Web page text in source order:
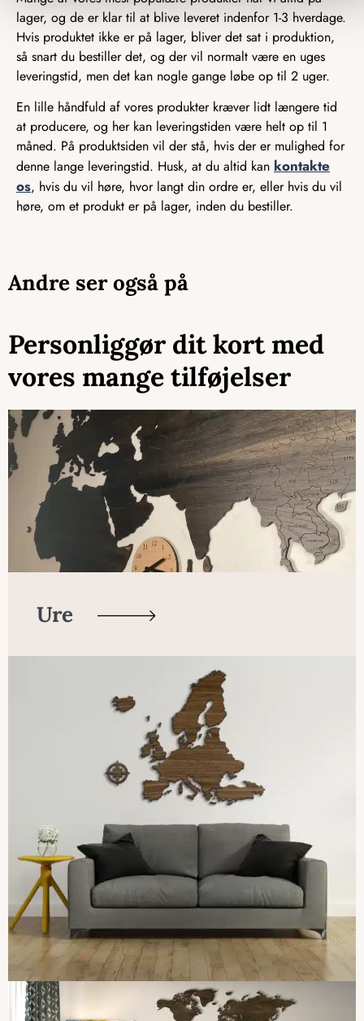
lager, og de er klar til at blive leveret indenfor 1-3 hverdage.
Hvis produktet ikke er på lager, bliver det sat i produktion,
så snart du bestiller det, og der vil normalt være en uges
leveringstid, men det kan nogle gange løbe op til 2 uger.
En lille håndfuld af vores produkter kræver lidt længere tid
at producere, og her kan leveringstiden være helt op til 1
måned. På produktsiden vil der stå, hvis der er mulighed for
denne lange leveringstid. Husk, at du altid kan kontakte
os, hvis du vil høre, hvor langt din ordre er, eller hvis du vil
høre, om et produkt er på lager, inden du bestiller.
Andre ser også på
Personliggør dit kort med
vores mange tilføjelser
Ure